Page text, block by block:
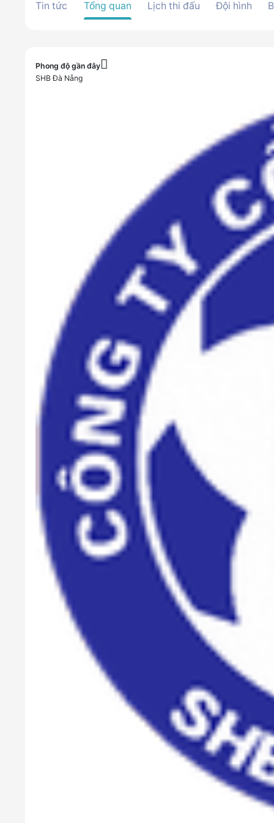
Tin tức Tổng quan Lịch thi đấu Đội hình
Phong độ gần đây
SHB Đà Nẵng